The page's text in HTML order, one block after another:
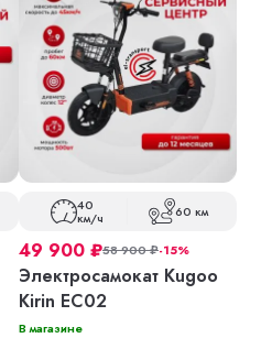
40
км/ч 60 км
49 900 ₽58 900₽-15%
Электросамокат Kugoo
Kirin EC02
В магазине